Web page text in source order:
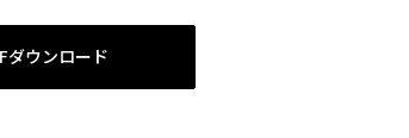
ダウンロード